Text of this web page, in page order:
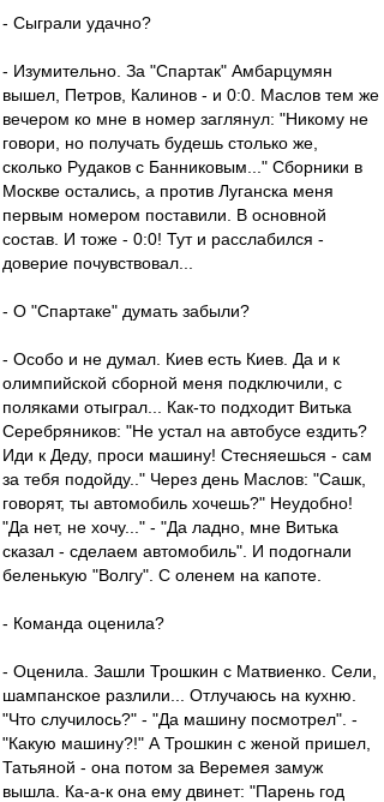
- Сыграли удачно?
- Изумительно. За "Спартак" Амбарцумян
вышел, Петров, Калинов - и 0:0. Маслов тем же
вечером ко мне в номер заглянул: "Никому не
говори, но получать будешь столько же,
сколько Рудаков с Банниковым..." Сборники в
Москве остались, а против Луганска меня
первым номером поставили. В основной
состав. И тоже - 0:0! Тут и расслабился -
доверие почувствовал...
- О "Спартаке" думать забыли?
- Особо и не думал. Киев есть Киев. Да и к
олимпийской сборной меня подключили, с
поляками отыграл... Как-то подходит Витька
Серебряников: "Не устал на автобусе ездить?
Иди к Деду, проси машину! Стесняешься - сам
за тебя подойду.." Через день Маслов: "Сашк,
говорят, ты автомобиль хочешь?" Неудобно!
"Да нет, не хочу..." - "Да ладно, мне Витька
сказал - сделаем автомобиль". И подогнали
беленькую "Волгу". С оленем на капоте.
- Команда оценила?
- Оценила. Зашли Трошкин с Матвиенко. Сели,
шампанское разлили... Отлучаюсь на кухню.
"Что случилось?" - "Да машину посмотрел". -
"Какую машину?!" А Трошкин с женой пришел,
Татьяной - она потом за Веремея замуж
вышла. Ка-а-к она ему двинет: "Парень год